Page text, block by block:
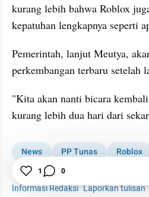
kurang lebih bahwa Roblox
kepatuhan lengkapnya seperti
Pemerintah, lanjut Meutya,
perkembangan terbaru setelah
"Kita akan nanti bicara
kurang lebih dua hari dari
News PP Tunas Roblox
Menkomdigi
Informasi Redaksi·Laporkan tulisan
1 0